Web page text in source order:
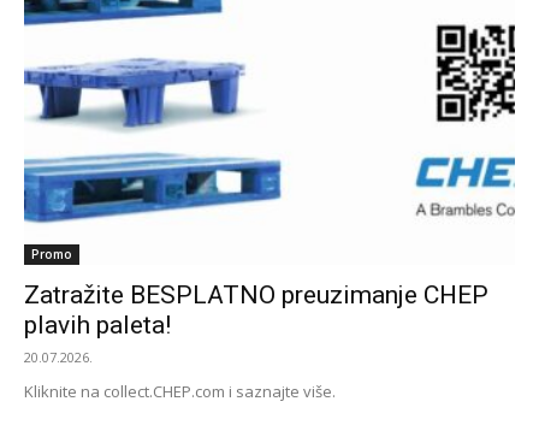
Promo
Zatražite BESPLATNO preuzimanje CHEP
plavih paleta!
20.07.2026.
Kliknite na collect.CHEP.com i saznajte više.